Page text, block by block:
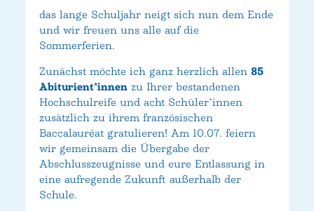
das lange Schuljahr neigt sich nun dem Ende
und wir freuen uns alle auf die
Sommerferien.
Zunächst möchte ich ganz herzlich allen 85
Abiturient*innen zu Ihrer bestandenen
Hochschulreife und acht Schüler*innen
zusätzlich zu ihrem französischen
Baccalauréat gratulieren! Am 10.07. feiern
wir gemeinsam die Übergabe der
Abschlusszeugnisse und eure Entlassung in
eine aufregende Zukunft außerhalb der
Schule.